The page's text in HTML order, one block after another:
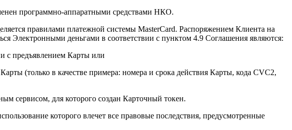
программно-аппаратными средствами НКО.
правилами платежной системы MasterCard. Распоряжением Клиента на
Электронными деньгами в соответствии с пунктом 4.9 Соглашения являются:
с предъявлением Карты или
(только в качестве примера: номера и срока действия Карты, кода CVC2,
сервисом, для которого создан Карточный токен.
которого влечет все правовые последствия, предусмотренные